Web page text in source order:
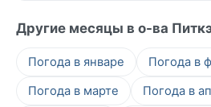
Другие месяцы в о-ва
Погода в январе
Погода в
Погода в марте
Погода в